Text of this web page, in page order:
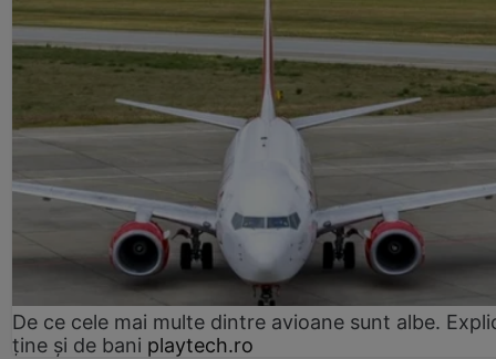
De ce cele mai multe dintre avioane sunt albe.
ține și de bani playtech.ro